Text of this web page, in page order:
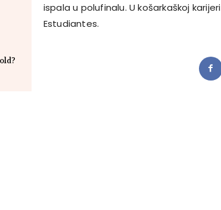
ispala u polufinalu. U košarkaškoj
Estudiantes.